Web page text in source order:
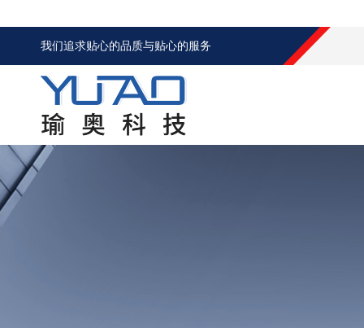
我们追求贴心的品质与贴心的服务